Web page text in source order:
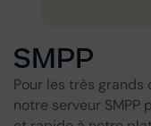
SMPP
Pour les très
notre serveur